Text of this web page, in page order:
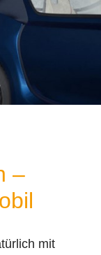
–
mit